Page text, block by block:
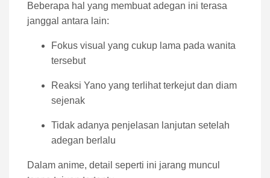
Beberapa hal yang membuat adegan ini terasa
janggal antara lain:
Fokus visual yang cukup lama pada wanita
tersebut
Reaksi Yano yang terlihat terkejut dan diam
sejenak
Tidak adanya penjelasan lanjutan setelah
adegan berlalu
Dalam anime, detail seperti ini jarang muncul